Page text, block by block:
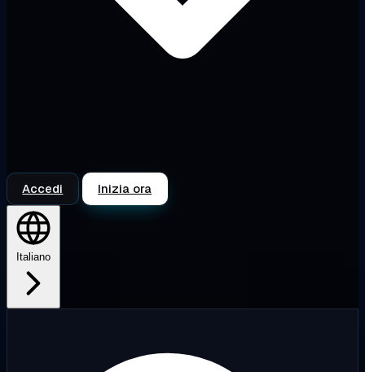
Accedi Inizia ora
Italiano